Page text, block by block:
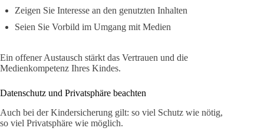
Zeigen Sie Interesse an den genutzten Inhalten
Seien Sie Vorbild im Umgang mit Medien
Ein offener Austausch stärkt das Vertrauen und die
Medienkompetenz Ihres Kindes.
Datenschutz und Privatsphäre beachten
Auch bei der Kindersicherung gilt: so viel Schutz wie nötig,
so viel Privatsphäre wie möglich.